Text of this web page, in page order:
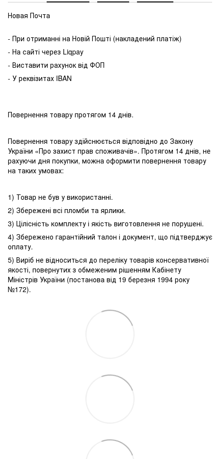
Новая Почта
- При отриманні на Новій Пошті (накладений платіж)
- На сайті через Liqpay
- Виставити рахунок від ФОП
- У реквізитах IBAN
Повернення товару протягом 14 днів.
Повернення товару здійснюється відповідно до Закону
України «Про захист прав споживачів». Протягом 14 днів, не
рахуючи дня покупки, можна оформити повернення товару
на таких умовах:
1) Товар не був у використанні.
2) Збережені всі пломби та ярлики.
3) Цілісність комплекту і якість виготовлення не порушені.
4) Збережено гарантійний талон і документ, що підтверджує
оплату.
5) Виріб не відноситься до переліку товарів консервативної
якості, повернутих з обмеженим рішенням Кабінету
Міністрів України (постанова від 19 березня 1994 року
№172).